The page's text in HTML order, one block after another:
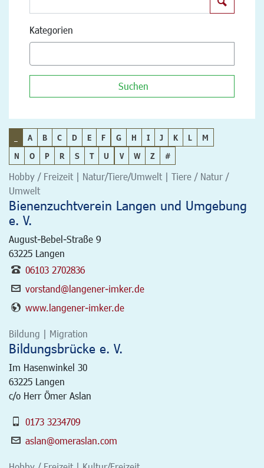
Kategorien
Suchen
A B C D E F G H I J K L
M
N
O P R S T U V W Z #
Hobby / Freizeit | Natur/Tiere/Umwelt | Tiere / Natur /
Umwelt
Bienenzuchtverein Langen und Umgebung
e. V.
August-Bebel-Straße 9
63225 Langen
06103 2702836
vorstand@langener-imker.de
www.langener-imker.de
Bildung | Migration
Bildungsbrücke e. V.
Im Hasenwinkel 30
63225 Langen
c/o Herr Ömer Aslan
0173 3234709
aslan@omeraslan.com